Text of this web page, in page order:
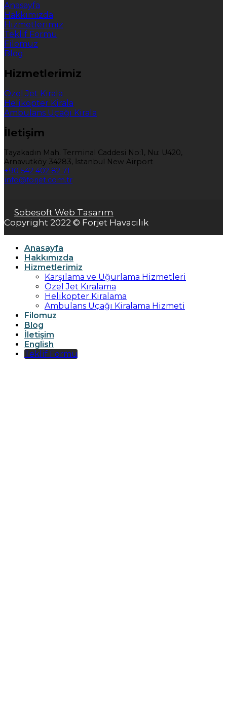
Anasayfa
Hakkımızda
Hizmetlerimiz
Teklif Formu
Filomuz
Blog
Hizmetlerimiz
Özel Jet Kirala
Helikopter Kirala
Ambulans Uçağı Kirala
İletişim
Tayakadın Mah. Terminal Caddesi No:1, Nu: U420,
Arnavutköy 34283, İstanbul New Airport
+90 542 402 82 71
info@forjet.com.tr
Sobesoft Web Tasarım
Copyright 2022 © Forjet Havacılık
Anasayfa
Hakkımızda
Hizmetlerimiz
Karşılama ve Uğurlama Hizmetleri
Özel Jet Kiralama
Helikopter Kiralama
Ambulans Uçağı Kiralama Hizmeti
Filomuz
Blog
İletişim
English
Teklif Formu